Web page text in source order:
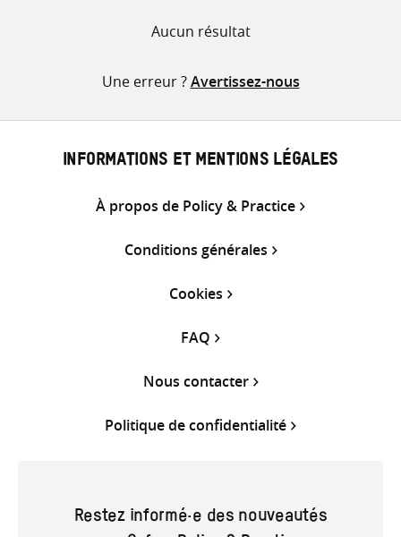
Aucun résultat
Une erreur ?Avertissez-nous
INFORMATIONS ET MENTIONS LÉGALES
À propos de Policy & Practice
Conditions générales
Cookies
FAQ
Nous contacter
Politique de confidentialité
Restez informé·e des nouveautés